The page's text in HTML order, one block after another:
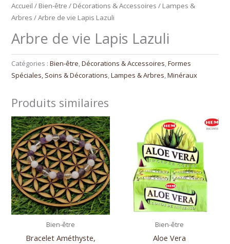
Accueil / Bien-être / Décorations & Accessoires / Lampes &
Arbres / Arbre de vie Lapis Lazuli
Arbre de vie Lapis Lazuli
Catégories :Bien-être,Décorations & Accessoires,Formes
Spéciales, Soins & Décorations,Lampes & Arbres,Minéraux
Produits similaires
Bien-être
Bracelet Améthyste,
Bien-être
Aloe Vera